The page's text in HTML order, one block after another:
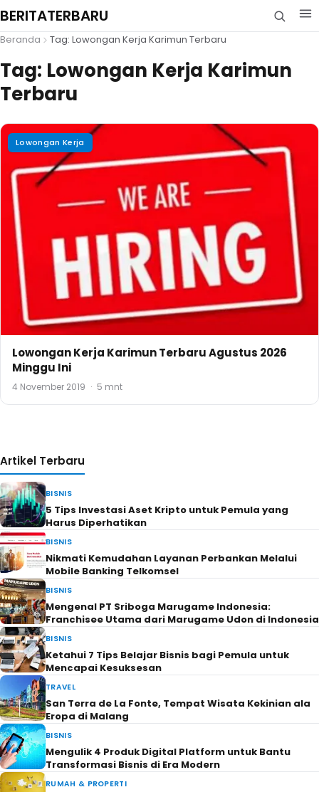
BERITATERBARU
Beranda Tag: Lowongan Kerja Karimun Terbaru
Tag: Lowongan Kerja Karimun
Terbaru
Lowongan Kerja
Lowongan Kerja Karimun Terbaru Agustus 2026
Minggu Ini
4 November 2019 · 5 mnt
Artikel Terbaru
BISNIS
5 Tips Investasi Aset Kripto untuk Pemula yang
Harus Diperhatikan
BISNIS
Nikmati Kemudahan Layanan Perbankan Melalui
Mobile Banking Telkomsel
BISNIS
Mengenal PT Sriboga Marugame Indonesia:
Franchisee Utama dari Marugame Udon di Indonesia
BISNIS
Ketahui 7 Tips Belajar Bisnis bagi Pemula untuk
Mencapai Kesuksesan
TRAVEL
San Terra de La Fonte, Tempat Wisata Kekinian ala
Eropa di Malang
BISNIS
Mengulik 4 Produk Digital Platform untuk Bantu
Transformasi Bisnis di Era Modern
RUMAH & PROPERTI